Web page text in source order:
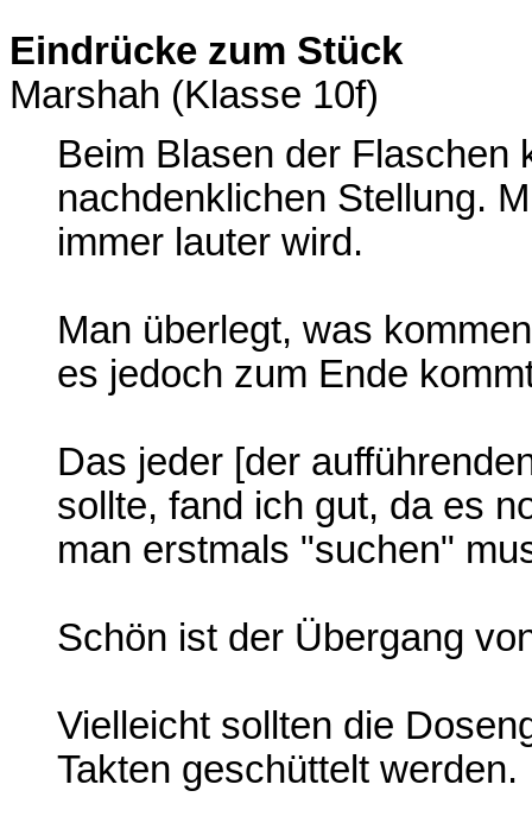
Eindrücke zum Stück
Marshah (Klasse 10f)
Beim Blasen der Flaschen
nachdenklichen Stellung.
immer lauter wird.
Man überlegt, was
es jedoch zum Ende
Das jeder [der
sollte, fand ich gut, da es
man erstmals "suchen"
Schön ist der Übergang
Vielleicht sollten die
Takten geschüttelt werden.